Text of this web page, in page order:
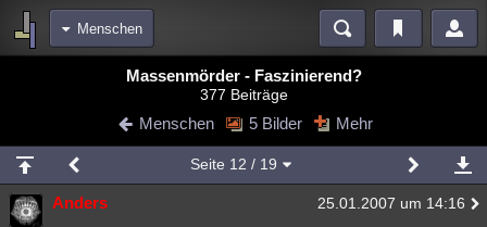
Menschen
Blogs Videos
Chat Wiki Neuigkeiten
meine Rubriken
Menschen Mystery Kriminalfälle
Massenmörder - Faszinierend?
377 Beiträge
Menschen 5 Bilder Mehr
Seite 12 / 19
Anders 25.01.2007 um 14:16